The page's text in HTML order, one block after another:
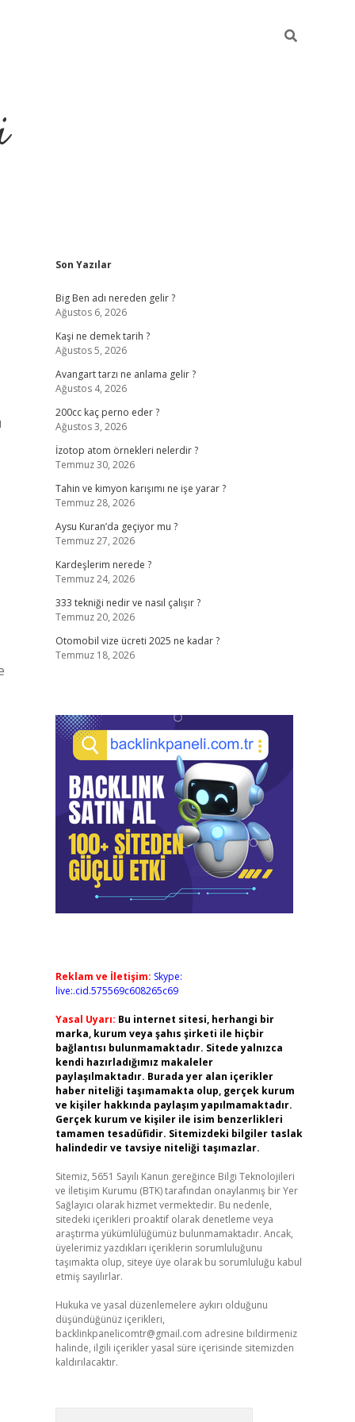
Sidebar
Son Yazılar
Big Ben adı nereden gelir ?
Ağustos 6, 2026
Kaşi ne demek tarih ?
Ağustos 5, 2026
Avangart tarzı ne anlama gelir ?
Ağustos 4, 2026
200cc kaç perno eder ?
Ağustos 3, 2026
İzotop atom örnekleri nelerdir ?
Temmuz 30, 2026
Tahin ve kimyon karışımı ne işe yarar ?
Temmuz 28, 2026
Aysu Kuran’da geçiyor mu ?
Temmuz 27, 2026
Kardeşlerim nerede ?
Temmuz 24, 2026
333 tekniği nedir ve nasıl çalışır ?
Temmuz 20, 2026
Otomobil vize ücreti 2025 ne kadar ?
Temmuz 18, 2026
Reklam ve İletişim: Skype:
live:.cid.575569c608265c69
Yasal Uyarı: Bu internet sitesi, herhangi bir
marka, kurum veya şahıs şirketi ile hiçbir
bağlantısı bulunmamaktadır. Sitede yalnızca
kendi hazırladığımız makaleler
paylaşılmaktadır. Burada yer alan içerikler
haber niteliği taşımamakta olup, gerçek kurum
ve kişiler hakkında paylaşım yapılmamaktadır.
Gerçek kurum ve kişiler ile isim benzerlikleri
tamamen tesadüfidir. Sitemizdeki bilgiler taslak
halindedir ve tavsiye niteliği taşımazlar.
Sitemiz, 5651 Sayılı Kanun gereğince Bilgi Teknolojileri
ve İletişim Kurumu (BTK) tarafından onaylanmış bir Yer
Sağlayıcı olarak hizmet vermektedir. Bu nedenle,
sitedeki içerikleri proaktif olarak denetleme veya
araştırma yükümlülüğümüz bulunmamaktadır. Ancak,
üyelerimiz yazdıkları içeriklerin sorumluluğunu
taşımakta olup, siteye üye olarak bu sorumluluğu kabul
etmiş sayılırlar.
Hukuka ve yasal düzenlemelere aykırı olduğunu
düşündüğünüz içerikleri,
backlinkpanelicomtr@gmail.com adresine bildirmeniz
halinde, ilgili içerikler yasal süre içerisinde sitemizden
kaldırılacaktır.